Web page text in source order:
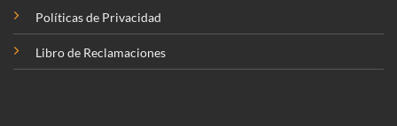
Políticas de Privacidad
Libro de Reclamaciones